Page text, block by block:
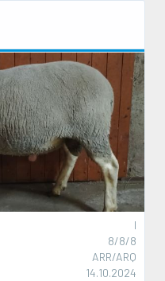
I
8/8/8
ARR/ARQ
14.10.2024